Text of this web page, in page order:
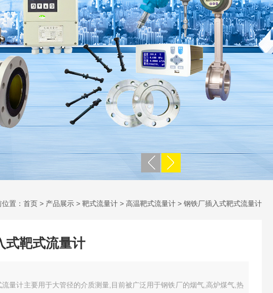
置： 首页 > 产品展示 > 靶式流量计 > 高温靶式流量计 > 钢铁厂插入式靶式流量计
式靶式流量计
量计主要用于大管径的介质测量,目前被广泛用于钢铁厂的烟气,高炉煤气,热